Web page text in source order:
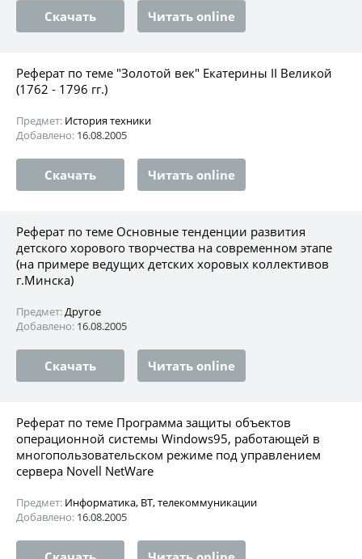
Скачать Читать online
Реферат по теме "Золотой век" Екатерины II Великой
(1762 - 1796 гг.)
Предмет: История техники
Добавлено: 16.08.2005
Скачать Читать online
Реферат по теме Основные тенденции развития
детского хорового творчества на современном этапе
(на примере ведущих детских хоровых коллективов
г.Минска)
Предмет:Другое
Добавлено: 16.08.2005
Скачать Читать online
Реферат по теме Программа защиты объектов
операционной системы Windows95, работающей в
многопользовательском режиме под управлением
сервера Novell NetWare
Предмет: Информатика, ВТ, телекоммуникации
Добавлено: 16.08.2005